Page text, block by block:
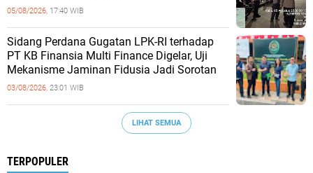
05/08/2026, 17:40 WIB
Sidang Perdana Gugatan LPK-RI terhadap
PT KB Finansia Multi Finance Digelar, Uji
Mekanisme Jaminan Fidusia Jadi Sorotan
03/08/2026, 23:01 WIB
LIHAT SEMUA
TERPOPULER